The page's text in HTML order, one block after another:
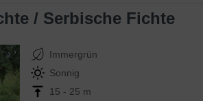
/ Serbische Fichte
Immergrün
Sonnig
15 - 25 m